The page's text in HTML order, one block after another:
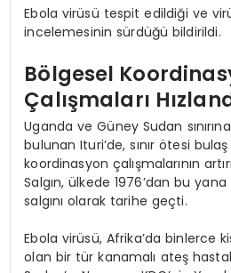
Ebola virüsü tespit edildiği ve
incelemesinin sürdüğü bildirildi.
Bölgesel
Çalışmaları
Uganda ve Güney Sudan
bulunan Ituri’de, sınır ötesi
koordinasyon çalışmalarının
Salgın, ülkede 1976’dan bu
salgını olarak tarihe geçti.
Ebola virüsü, Afrika’da binlerce
olan bir tür kanamalı ateş